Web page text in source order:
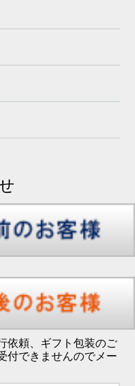
依頼、ギフト包装のご
付できませんのでメー